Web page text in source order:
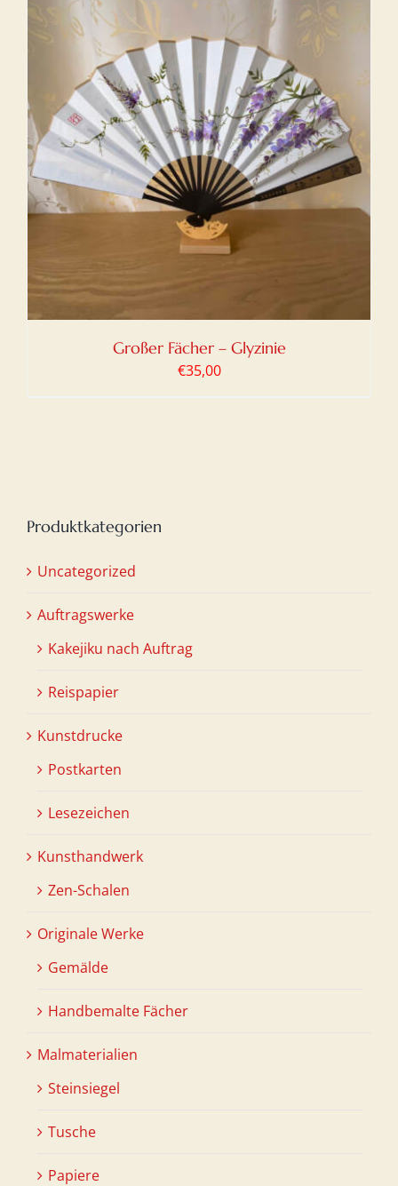
Großer Fächer – Glyzinie
€35,00
Produktkategorien
Uncategorized
Auftragswerke
Kakejiku nach Auftrag
Reispapier
Kunstdrucke
Postkarten
Lesezeichen
Kunsthandwerk
Zen-Schalen
Originale Werke
Gemälde
Handbemalte Fächer
Malmaterialien
Steinsiegel
Tusche
Papiere